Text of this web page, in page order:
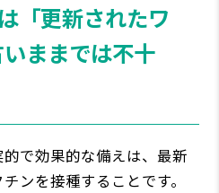
「更新されたワ
ままでは不十
で効果的な備えは、最新
ンを接種することです。